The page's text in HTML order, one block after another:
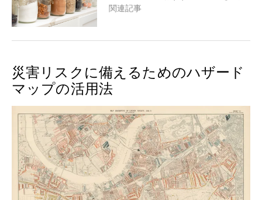
関連記事
災害リスクに備えるためのハザード
マップの活用法